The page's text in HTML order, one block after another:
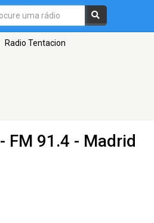
Radio Tentacion
- FM 91.4 - Madrid